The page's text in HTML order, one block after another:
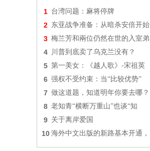
1 台湾问题：麻将停牌
2 东亚战争准备：从暗杀安倍开始
3 梅兰芳和兩位仍然在世的入室弟
4 川普到底卖了乌克兰没有？
5 第一美女：《越人歌》-宋祖英
6 强权不受约束：当“比较优势”
7 做这道题，知道明年你要去哪？
8 老知青“横断万重山”也谈“知
9 关于离岸爱国
10 海外中文出版的新路基本开通，